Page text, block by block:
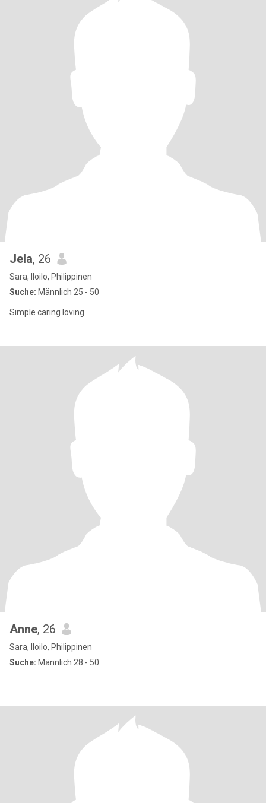
Jela, 26
Sara, Iloilo, Philippinen
Suche: Männlich 25 - 50
Simple caring loving
Anne, 26
Sara, Iloilo, Philippinen
Suche: Männlich 28 - 50